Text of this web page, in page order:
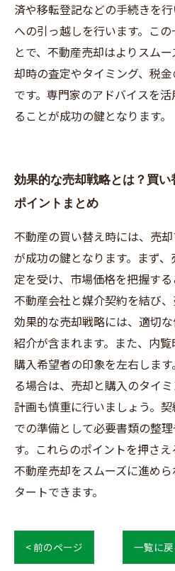
済や移転登記などの手続きを
への引っ越しを行います。こ
とで、不動産売却はよりスム
却時の査定やタイミング、税
です。専門家のアドバイスを
ることが成功の鍵となります。
効果的な売却戦略とは？買
ポイントまとめ
不動産の買い替え時には、売
が成功の鍵となります。まず
定を受け、市場価格を把握する
不動産会社と媒介契約を結び、
効果的な売却戦略には、適切
紹介が含まれます。また、内
購入希望者の印象を左右しま
る場合は、売却と購入のタイ
計画も慎重に行いましょう。
での準備として必要書類の整
す。これらのポイントを押さ
不動産売却をスムーズに進め
タートできます。
< 前のページ 一覧に戻